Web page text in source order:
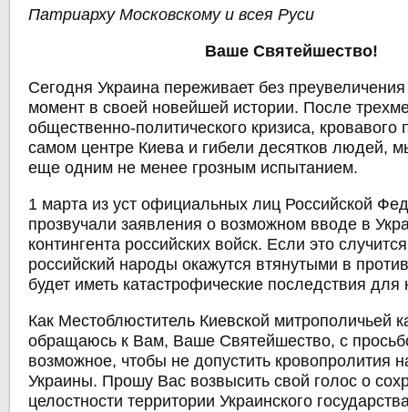
Патриарху Московскому и всея Руси
Ваше Святейшество!
Сегодня Украина переживает без
момент в своей новейшей истории. После
общественно-политического кризиса, кровавого
самом центре Киева и гибели десятков людей,
еще одним не менее грозным испытанием.
1 марта из уст официальных лиц Российской
прозвучали заявления о возможном вводе в
контингента российских войск. Если это
российский народы окажутся втянутыми в
будет иметь катастрофические последствия для
Как Местоблюститель Киевской митрополичьей
обращаюсь к Вам, Ваше Святейшество, с
возможное, чтобы не допустить кровопролития
Украины. Прошу Вас возвысить свой голос о
целостности территории Украинского